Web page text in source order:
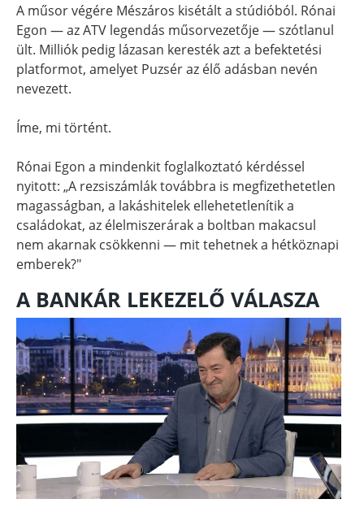
A műsor végére Mészáros kisétált a stúdióból. Rónai
Egon — az ATV legendás műsorvezetője — szótlanul
ült. Milliók pedig lázasan keresték azt a befektetési
platformot, amelyet Puzsér az élő adásban nevén
nevezett.
Íme, mi történt.
Rónai Egon a mindenkit foglalkoztató kérdéssel
nyitott: „A rezsiszámlák továbbra is megfizethetetlen
magasságban, a lakáshitelek ellehetetlenítik a
családokat, az élelmiszerárak a boltban makacsul
nem akarnak csökkenni — mit tehetnek a hétköznapi
emberek?"
A BANKÁR LEKEZELŐ VÁLASZA